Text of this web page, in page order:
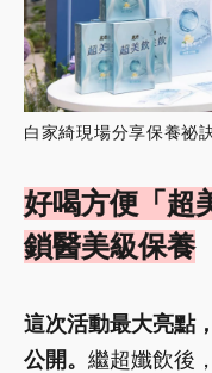
白家綺現場分享保養祕
好喝方便「超
鎖醫美級保養
這次活動最大亮點
公開。 繼超孅飲後